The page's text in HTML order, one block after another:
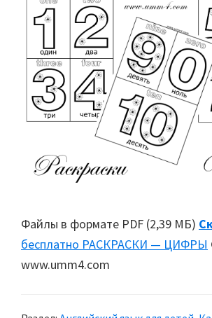
Файлы в формате PDF (2,39 МБ)
бесплатно РАСКРАСКИ — ЦИФРЫ
www.umm4.com